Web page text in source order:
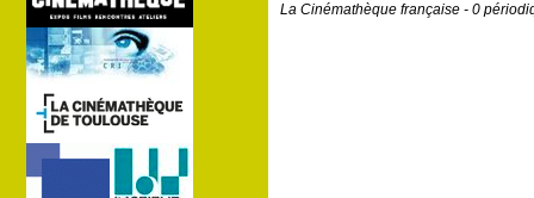
La Cinémathèque française - 0